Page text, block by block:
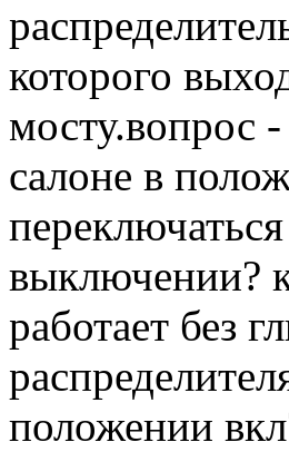
которого
мосту.вопрос
салоне в
выключении?
работает без
положении